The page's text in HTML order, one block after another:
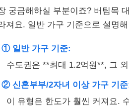
궁금해하실 부분이죠? 버팀목
져요. 일반 가구 기준으로 설명
① 일반 가구 기준:
수도권은 **최대 1.2억원**, 그
② 신혼부부/2자녀 이상 가구 기
이 유형은 한도가 훨씬 커져요.